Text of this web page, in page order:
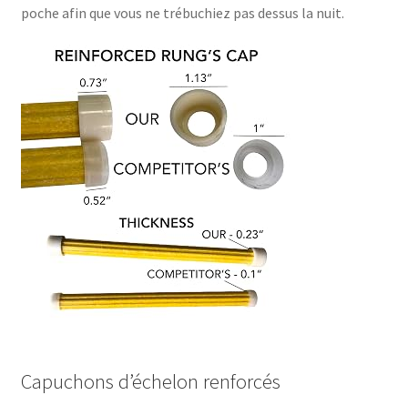
poche afin que vous ne trébuchiez pas dessus la nuit.
Capuchons d’échelon renforcés